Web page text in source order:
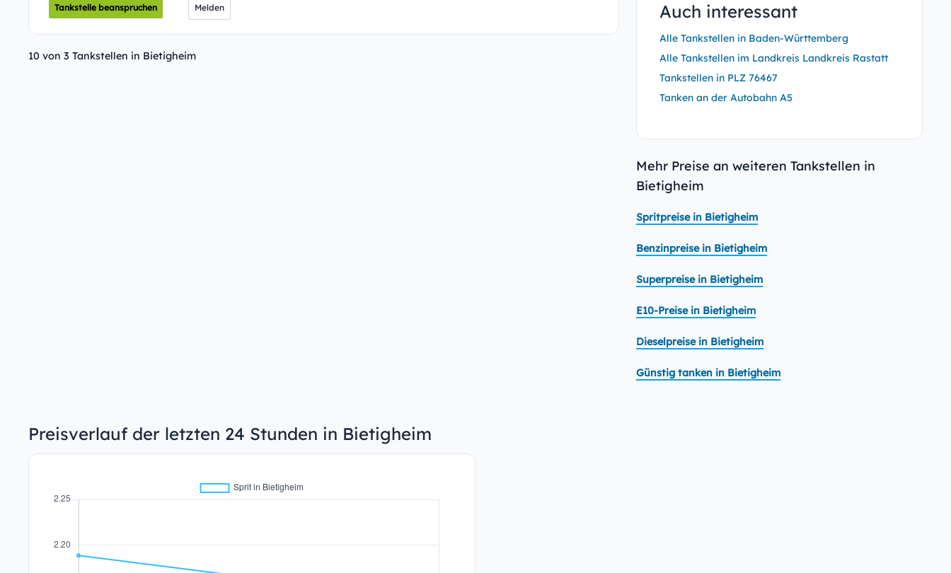
Tankstelle beanspruchen Melden
10 von 3 Tankstellen in Bietigheim
Auch interessant
Alle Tankstellen in Baden-Württemberg
Alle Tankstellen im Landkreis Landkreis Rastatt
Tankstellen in PLZ 76467
Tanken an der Autobahn A5
Mehr Preise an weiteren Tankstellen in
Bietigheim
Spritpreise in Bietigheim
Benzinpreise in Bietigheim
Superpreise in Bietigheim
E10-Preise in Bietigheim
Dieselpreise in Bietigheim
Günstig tanken in Bietigheim
Preisverlauf der letzten 24 Stunden in Bietigheim